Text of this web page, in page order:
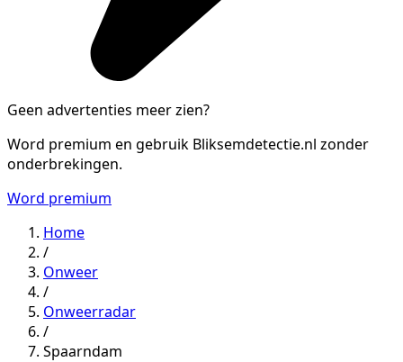
Geen advertenties meer zien?
Word premium en gebruik Bliksemdetectie.nl zonder
onderbrekingen.
Word premium
Home
/
Onweer
/
Onweerradar
/
Spaarndam